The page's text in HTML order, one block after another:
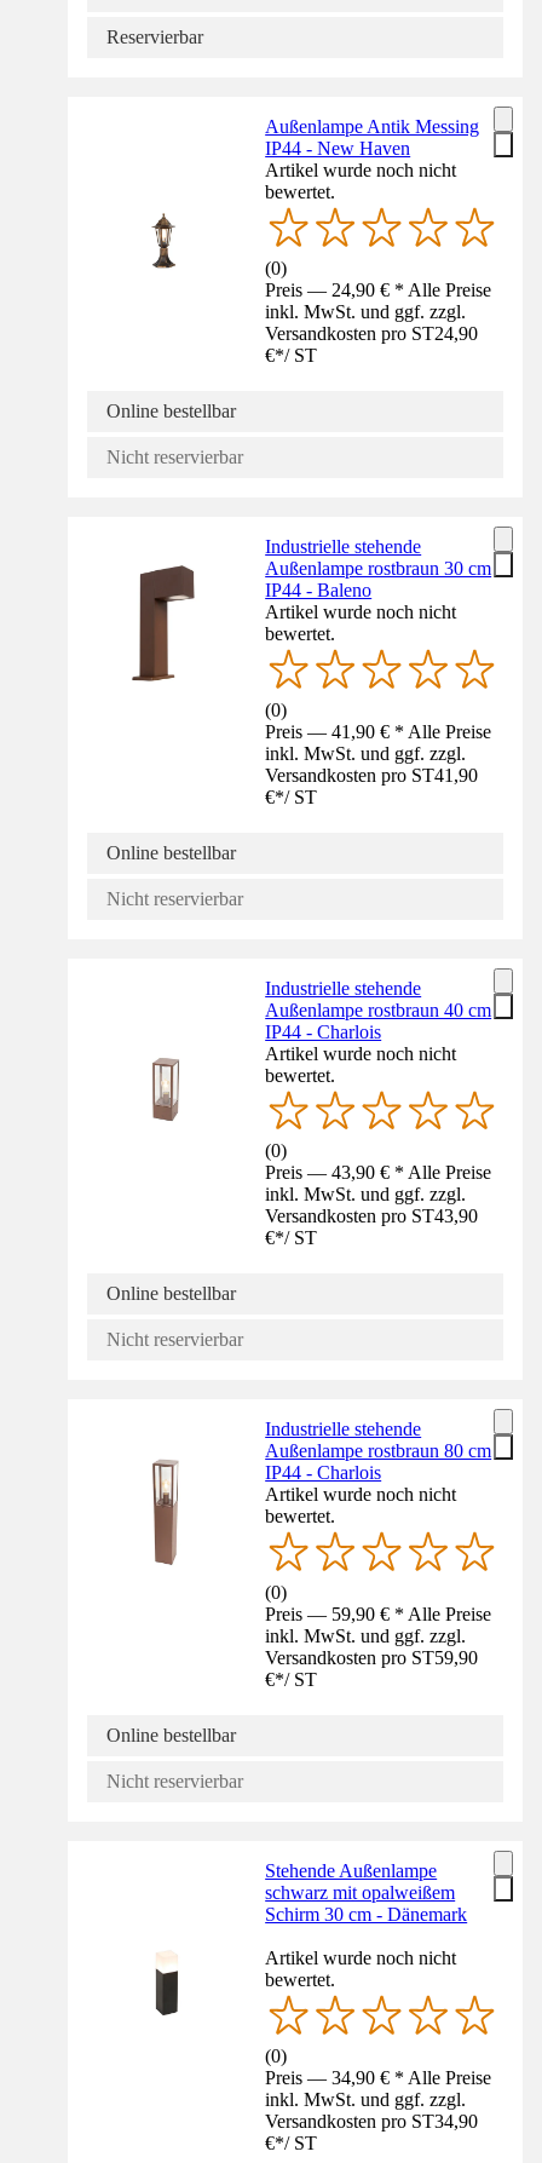
Reservierbar
Außenlampe Antik Messing
IP44 - New Haven
Artikel wurde noch nicht
bewertet.
(0)
Preis — 24,90 € * Alle Preise
inkl. MwSt. und ggf. zzgl.
Versandkosten pro ST24,90
€*/ ST
Online bestellbar
Nicht reservierbar
Industrielle stehende
Außenlampe rostbraun 30 cm
IP44 - Baleno
Artikel wurde noch nicht
bewertet.
(0)
Preis — 41,90 € * Alle Preise
inkl. MwSt. und ggf. zzgl.
Versandkosten pro ST41,90
€*/ ST
Online bestellbar
Nicht reservierbar
Industrielle stehende
Außenlampe rostbraun 40 cm
IP44 - Charlois
Artikel wurde noch nicht
bewertet.
(0)
Preis — 43,90 € * Alle Preise
inkl. MwSt. und ggf. zzgl.
Versandkosten pro ST43,90
€*/ ST
Online bestellbar
Nicht reservierbar
Industrielle stehende
Außenlampe rostbraun 80 cm
IP44 - Charlois
Artikel wurde noch nicht
bewertet.
(0)
Preis — 59,90 € * Alle Preise
inkl. MwSt. und ggf. zzgl.
Versandkosten pro ST59,90
€*/ ST
Online bestellbar
Nicht reservierbar
Stehende Außenlampe
schwarz mit opalweißem
Schirm 30 cm - Dänemark
Artikel wurde noch nicht
bewertet.
(0)
Preis — 34,90 € * Alle Preise
inkl. MwSt. und ggf. zzgl.
Versandkosten pro ST34,90
€*/ ST